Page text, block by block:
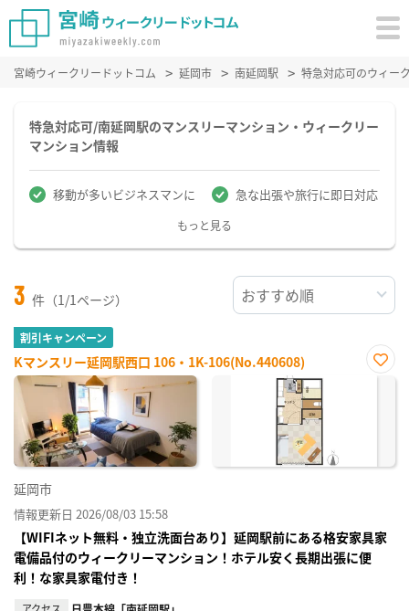
宮崎ウィークリードットコム 延岡市 南延岡駅 特急対応可のウィー
特急対応可/南延岡駅のマンスリーマンション・ウィークリー
マンション情報
移動が多いビジネスマンに 急な出張や旅行に即日対応
もっと見る
3 件（1/1ページ）
割引キャンペーン
Kマンスリー延岡駅西口 106・1K-106(No.440608)
お気
延岡市
情報更新日 2026/08/03 15:58
【WIFIネット無料・独立洗面台あり】延岡駅前にある格安家具家
電備品付のウィークリーマンション！ホテル安く長期出張に便
利！な家具家電付き！